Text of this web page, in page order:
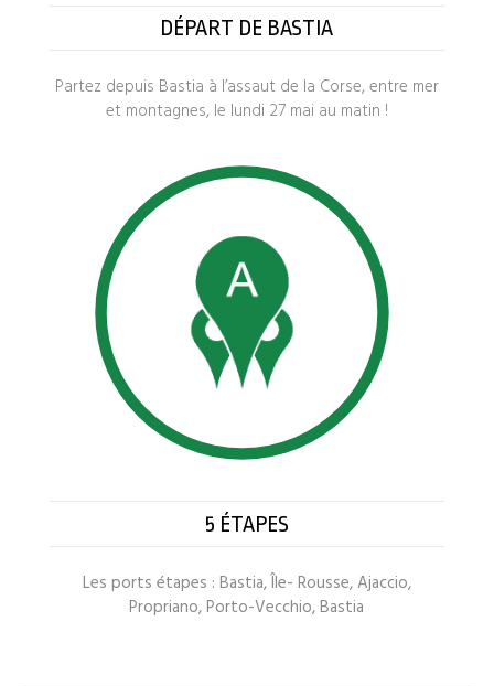
DÉPART DE BASTIA
Partez depuis Bastia à l’assaut de la Corse, entre mer
et montagnes, le lundi 27 mai au matin !
5 ÉTAPES
Les ports étapes : Bastia, Île- Rousse, Ajaccio,
Propriano, Porto-Vecchio, Bastia